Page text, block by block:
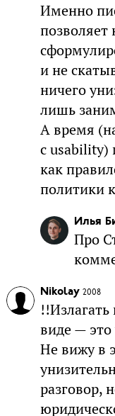
Именно
позволяет
и не
ничего
лишь
А время
с usability)
как
политики
Илья
Про
Nikolay 2008
виде —
Не вижу в
разговор,